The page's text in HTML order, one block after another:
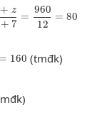
+ z
+ 7
=
960
12
= 80
+ 7= 96012 80
= 160 (tmđk)